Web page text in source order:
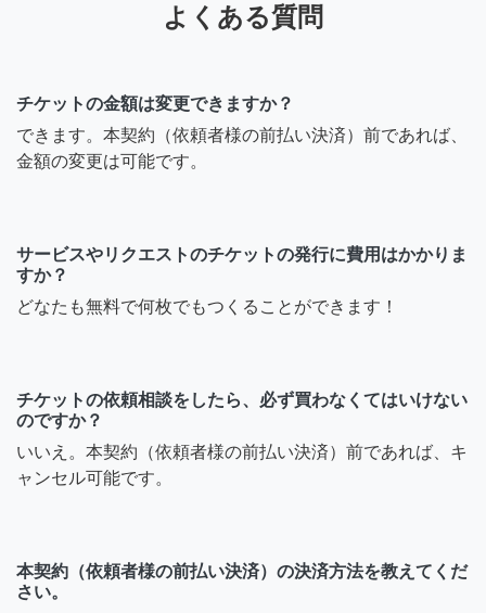
よくある質問
チケットの金額は変更できますか？
できます。本契約（依頼者様の前払い決済）前であれば、
金額の変更は可能です。
サービスやリクエストのチケットの発行に費用はかかりま
すか？
どなたも無料で何枚でもつくることができます！
チケットの依頼相談をしたら、必ず買わなくてはいけない
のですか？
いいえ。本契約（依頼者様の前払い決済）前であれば、キ
ャンセル可能です。
本契約（依頼者様の前払い決済）の決済方法を教えてくだ
さい。